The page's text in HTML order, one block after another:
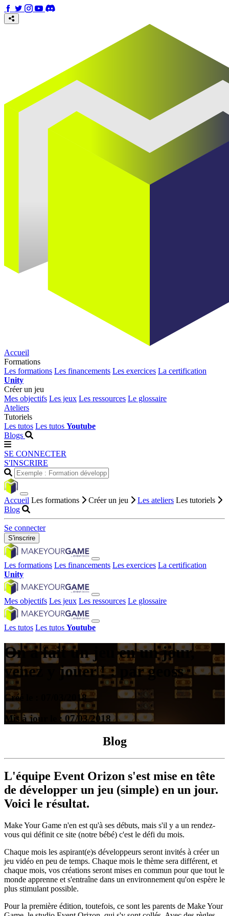
Accueil
Formations
Les formations Les financements Les exercices La certification
Unity
Créer un jeu
Mes objectifs Les jeux Les ressources Le glossaire
Ateliers
Tutoriels
Les tutos Les tutos Youtube
Blogs
SE CONNECTER
S'INSCRIRE
Accueil Les formations Créer un jeu Les ateliers Les tutoriels
Blog
Se connecter
S'inscrire
Les formations Les financements Les exercices La certification
Unity
Mes objectifs Les jeux Les ressources Le glossaire
Les tutos Les tutos Youtube
On a fait un jeu en un jour,
venez y jouer ! : par geoss
Créé le : 07/03/2018
Mis à jour le : 07/03/2018
Blog
L'équipe Event Orizon s'est mise en tête
de développer un jeu (simple) en un jour.
Voici le résultat.
Make Your Game n'en est qu'à ses débuts, mais s'il y a un rendez-
vous qui définit ce site (notre bébé) c'est le défi du mois.
Chaque mois les aspirant(e)s développeurs seront invités à créer un
jeu vidéo en peu de temps. Chaque mois le thème sera différent, et
chaque mois, vos créations seront mises en commun pour que tout le
monde apprenne et s'entraîne dans un environnement qu'on espère le
plus stimulant possible.
Pour la première édition, toutefois, ce sont les parents de Make Your